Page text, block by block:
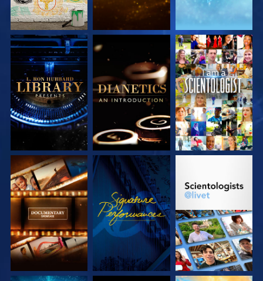
UTFORSKA
SERIEN
UTFORSKA
SERIEN
TITTA
UTFORSKA
SERIEN
TITTA
UTFORSKA